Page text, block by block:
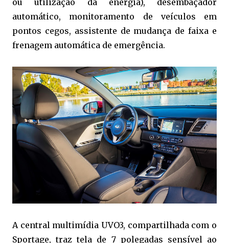
ou utilização da energia), desembaçador
automático, monitoramento de veículos em
pontos cegos, assistente de mudança de faixa e
frenagem automática de emergência.
A central multimídia UVO3, compartilhada com o
Sportage, traz tela de 7 polegadas sensível ao